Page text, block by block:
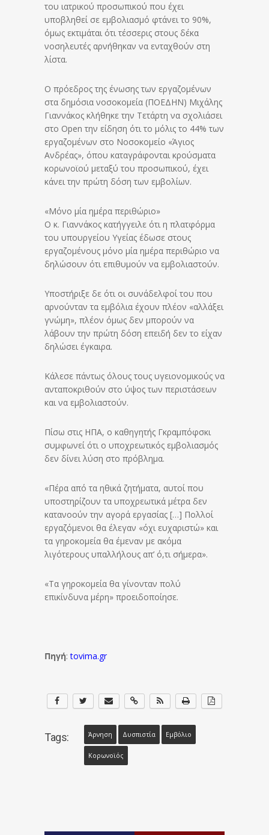
του ιατρικού προσωπικού που έχει
υποβληθεί σε εμβολιασμό φτάνει το 90%,
όμως εκτιμάται ότι τέσσερις στους δέκα
νοσηλευτές αρνήθηκαν να ενταχθούν στη
λίστα.
Ο πρόεδρος της ένωσης των εργαζομένων
στα δημόσια νοσοκομεία (ΠΟΕΔΗΝ) Μιχάλης
Γιαννάκος κλήθηκε την Τετάρτη να σχολιάσει
στο Open την είδηση ότι το μόλις το 44% των
εργαζομένων στο Νοσοκομείο «Άγιος
Ανδρέας», όπου καταγράφονται κρούσματα
κορωνοϊού μεταξύ του προσωπικού, έχει
κάνει την πρώτη δόση των εμβολίων.
«Μόνο μία ημέρα περιθώριο»
Ο κ. Γιαννάκος κατήγγειλε ότι η πλατφόρμα
του υπουργείου Υγείας έδωσε στους
εργαζομένους μόνο μία ημέρα περιθώριο να
δηλώσουν ότι επιθυμούν να εμβολιαστούν.
Υποστήριξε δε ότι οι συνάδελφοί του που
αρνούνταν τα εμβόλια έχουν πλέον «αλλάξει
γνώμη», πλέον όμως δεν μπορούν να
λάβουν την πρώτη δόση επειδή δεν το είχαν
δηλώσει έγκαιρα.
Κάλεσε πάντως όλους τους υγειονομικούς να
ανταποκριθούν στο ύψος των περιστάσεων
και να εμβολιαστούν.
Πίσω στις ΗΠΑ, ο καθηγητής Γκραμπόφσκι
συμφωνεί ότι ο υποχρεωτικός εμβολιασμός
δεν δίνει λύση στο πρόβλημα.
«Πέρα από τα ηθικά ζητήματα, αυτοί που
υποστηρίζουν τα υποχρεωτικά μέτρα δεν
κατανοούν την αγορά εργασίας […] Πολλοί
εργαζόμενοι θα έλεγαν «όχι ευχαριστώ» και
τα γηροκομεία θα έμεναν με ακόμα
λιγότερους υπαλλήλους απ’ ό,τι σήμερα».
«Τα γηροκομεία θα γίνονταν πολύ
επικίνδυνα μέρη» προειδοποίησε.
Πηγή: tovima.gr
Tags: Άρνηση Δυσπιστία Εμβόλιο
Κορωνοϊός